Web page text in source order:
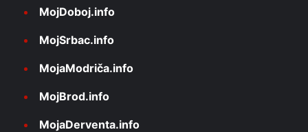
MojDoboj.info
MojSrbac.info
MojaModriča.info
MojBrod.info
MojaDerventa.info